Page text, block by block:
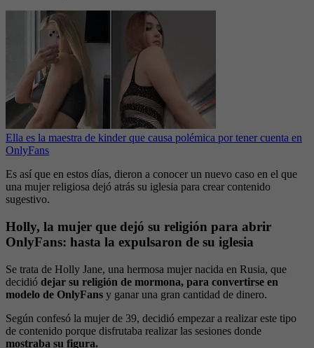
Ella es la maestra de kinder que causa polémica por tener cuenta en
OnlyFans
Es así que en estos días, dieron a conocer un nuevo caso en el que
una mujer religiosa dejó atrás su iglesia para crear contenido
sugestivo.
Holly, la mujer que dejó su religión para abrir
OnlyFans: hasta la expulsaron de su iglesia
Se trata de Holly Jane, una hermosa mujer nacida en Rusia, que
decidió dejar su religión de mormona, para convertirse en
modelo de OnlyFans y ganar una gran cantidad de dinero.
Según confesó la mujer de 39, decidió empezar a realizar este tipo
de contenido porque disfrutaba realizar las sesiones donde
mostraba su figura.